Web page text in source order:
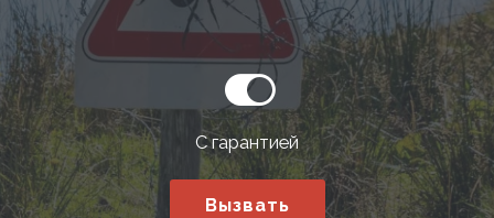
С гарантией
Вызвать